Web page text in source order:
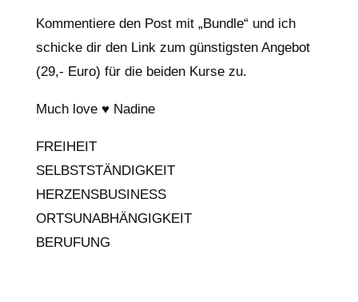
Kommentiere den Post mit „Bundle“ und ich
schicke dir den Link zum günstigsten Angebot
(29,- Euro) für die beiden Kurse zu.
Much love ♥ Nadine
FREIHEIT
SELBSTSTÄNDIGKEIT
HERZENSBUSINESS
ORTSUNABHÄNGIGKEIT
BERUFUNG